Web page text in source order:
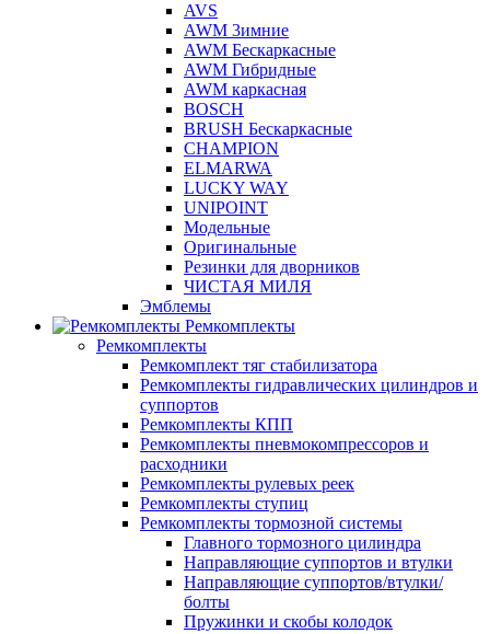
AVS
AWM 3имние
AWM Бескаркасные
AWM Гибридные
AWM каркасная
BOSCH
BRUSH Бескаркасные
CHAMPION
ELMARWA
LUCKY WAY
UNIPOINT
Модельные
Оригинальные
Резинки для дворников
ЧИСТАЯ МИЛЯ
Эмблемы
Ремкомплекты
Ремкомплекты
Ремкомплект тяг стабилизатора
Ремкомплекты гидравлических цилиндров и
суппортов
Ремкомплекты КПП
Ремкомплекты пневмокомпрессоров и
расходники
Ремкомплекты рулевых реек
Ремкомплекты ступиц
Ремкомплекты тормозной системы
Главного тормозного цилиндра
Направляющие суппортов и втулки
Направляющие суппортов/втулки/
болты
Пружинки и скобы колодок